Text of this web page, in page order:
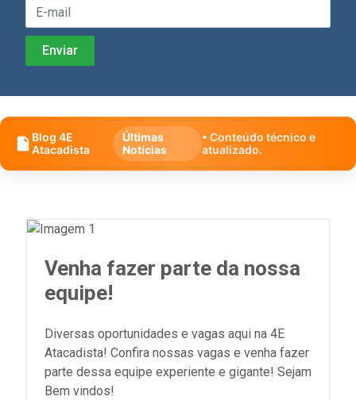
Blog 4E
Atacadista
Últimas
Notícias
• Conteúdo técnico e
atualizado.
Venha fazer parte da nossa
equipe!
Diversas oportunidades e vagas aqui na 4E
Atacadista! Confira nossas vagas e venha fazer
parte dessa equipe experiente e gigante! Sejam
Bem vindos!